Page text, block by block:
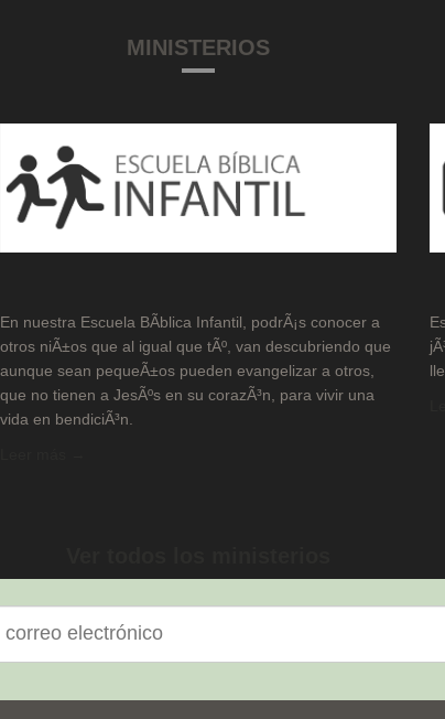
MINISTERIOS
En nuestra Escuela BÃ­blica Infantil, podrÃ¡s conocer a
otros niÃ±os que al igual que tÃº, van descubriendo que
aunque sean pequeÃ±os pueden evangelizar a otros,
que no tienen a JesÃºs en su corazÃ³n, para vivir una
vida en bendiciÃ³n.